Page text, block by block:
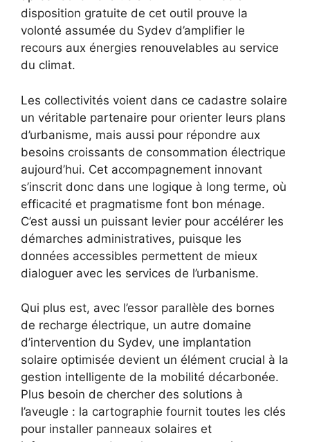
disposition gratuite de cet outil prouve la
volonté assumée du Sydev d’amplifier le
recours aux énergies renouvelables au service
du climat.
Les collectivités voient dans ce cadastre solaire
un véritable partenaire pour orienter leurs plans
d’urbanisme, mais aussi pour répondre aux
besoins croissants de consommation électrique
aujourd’hui. Cet accompagnement innovant
s’inscrit donc dans une logique à long terme, où
efficacité et pragmatisme font bon ménage.
C’est aussi un puissant levier pour accélérer les
démarches administratives, puisque les
données accessibles permettent de mieux
dialoguer avec les services de l’urbanisme.
Qui plus est, avec l’essor parallèle des bornes
de recharge électrique, un autre domaine
d’intervention du Sydev, une implantation
solaire optimisée devient un élément crucial à la
gestion intelligente de la mobilité décarbonée.
Plus besoin de chercher des solutions à
l’aveugle : la cartographie fournit toutes les clés
pour installer panneaux solaires et